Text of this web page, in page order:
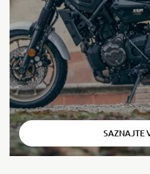
⠀
SAZNAJTE